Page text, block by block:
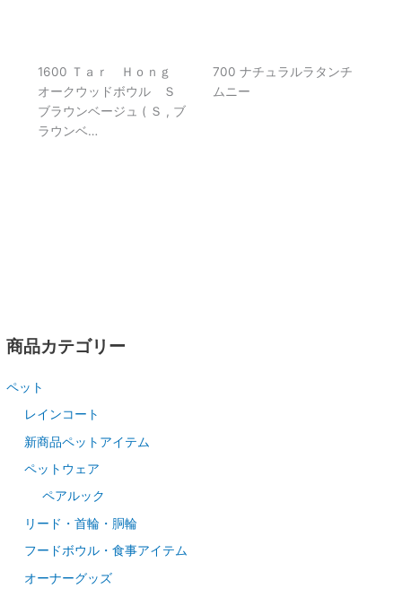
商品カテゴリー
ペット
レインコート
新商品ペットアイテム
ペットウェア
ペアルック
リード・首輪・胴輪
フードボウル・食事アイテム
オーナーグッズ
1600 Ｔａｒ Ｈｏｎｇ
オークウッドボウル Ｓ
ブラウンベージュ ( Ｓ , ブ
ラウンベ…
700 ナチュラルラタンチ
ムニー